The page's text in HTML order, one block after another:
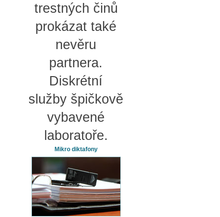
trestných činů
prokázat také
nevěru
partnera.
Diskrétní
služby špičkově
vybavené
laboratoře.
Mikro diktafony